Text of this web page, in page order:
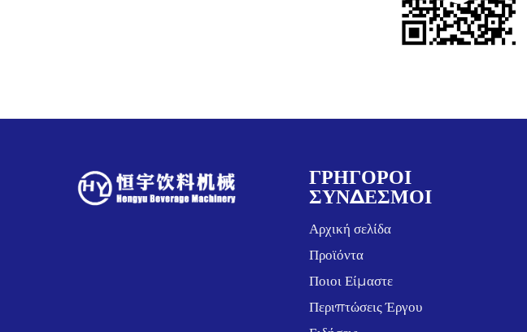
ΓΡΉΓΟΡΟΙ
ΣΎΝΔΕΣΜΟΙ
Αρχική σελίδα
Προϊόντα
Ποιοι Είμαστε
Περιπτώσεις Έργου